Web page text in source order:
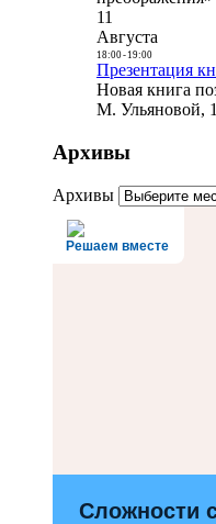
11
Августа
18:00- 19:00
Презентация
Новая книга
М. Ульяновой,
Архивы
Архивы
Решаем вместе
Сложности